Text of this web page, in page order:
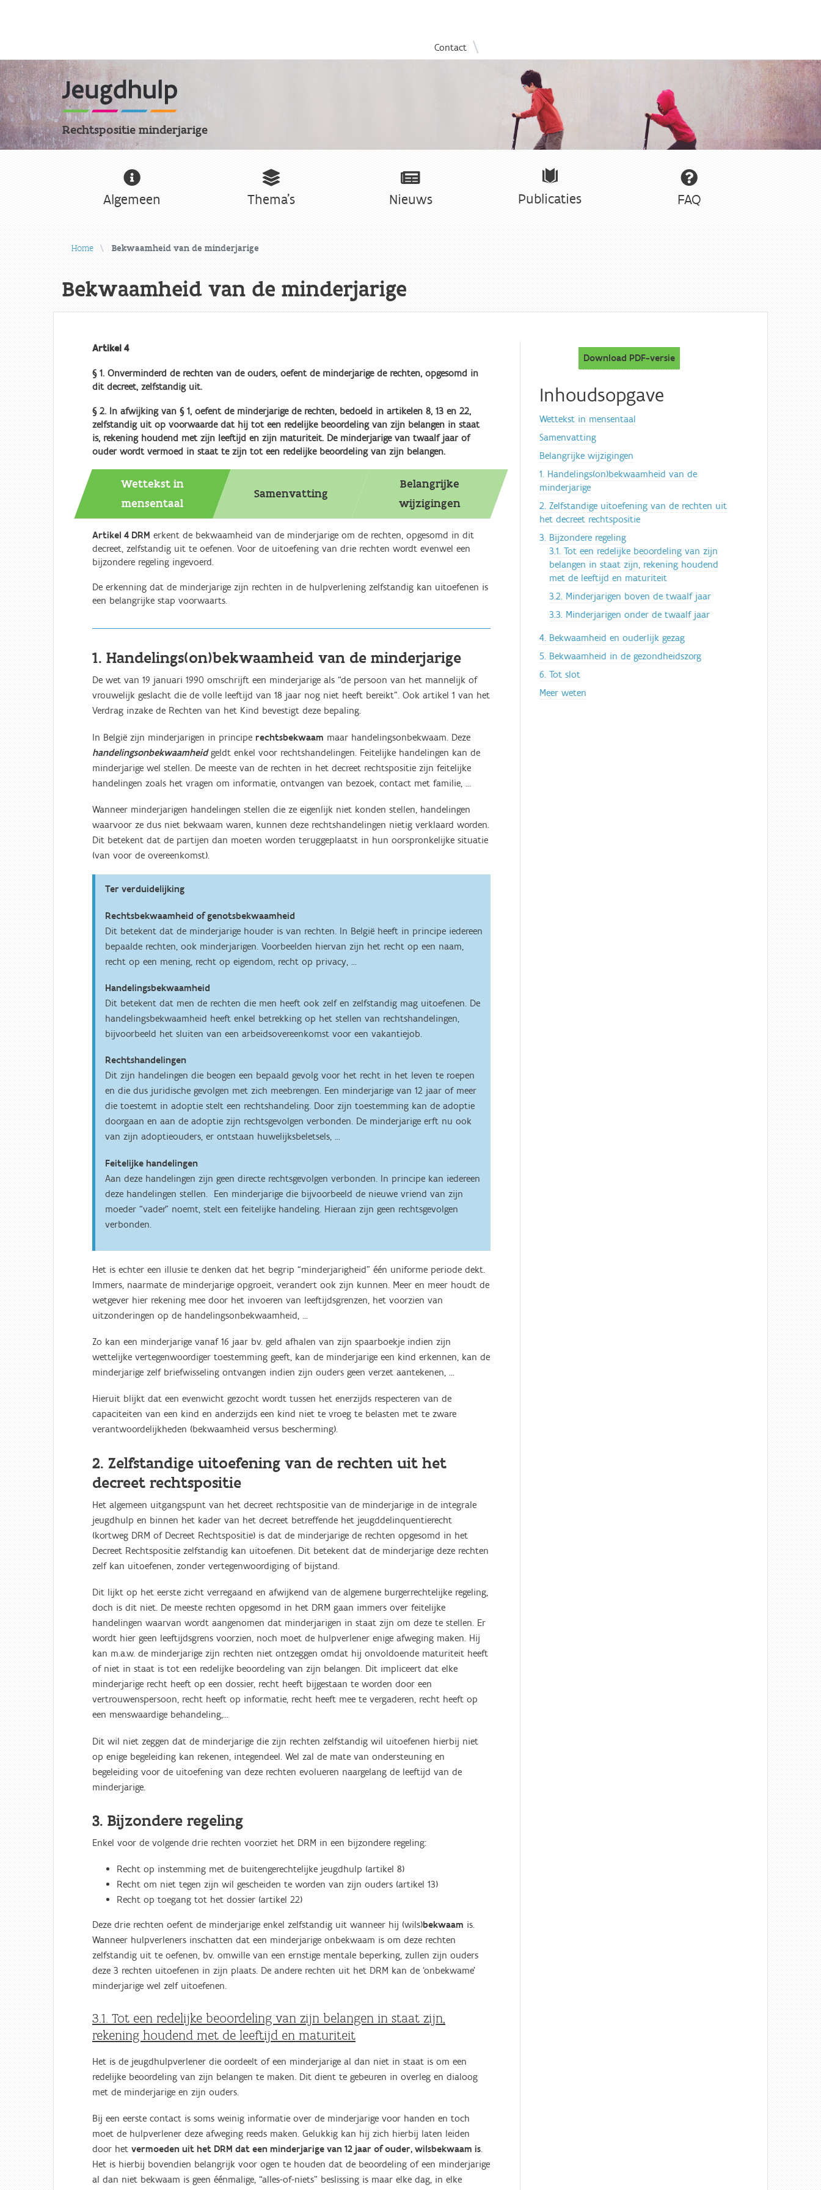
Contact |
Rechtspositie minderjarige
Algemeen Thema's Nieuws Publicaties FAQ
Home Bekwaamheid van de minderjarige
Bekwaamheid van de minderjarige
Artikel 4
§ 1. Onverminderd de rechten van de ouders, oefent de minderjarige de rechten, opgesomd in
dit decreet, zelfstandig uit.
§ 2. In afwijking van § 1, oefent de minderjarige de rechten, bedoeld in artikelen 8, 13 en 22,
zelfstandig uit op voorwaarde dat hij tot een redelijke beoordeling van zijn belangen in staat
is, rekening houdend met zijn leeftijd en zijn maturiteit. De minderjarige van twaalf jaar of
ouder wordt vermoed in staat te zijn tot een redelijke beoordeling van zijn belangen.
Wettekst in
mensentaal
Samenvatting
Belangrijke
wijzigingen
Artikel 4 DRM erkent de bekwaamheid van de minderjarige om de rechten, opgesomd in dit
decreet, zelfstandig uit te oefenen. Voor de uitoefening van drie rechten wordt evenwel een
bijzondere regeling ingevoerd.
De erkenning dat de minderjarige zijn rechten in de hulpverlening zelfstandig kan uitoefenen is
een belangrijke stap voorwaarts.
1. Handelings(on)bekwaamheid van de minderjarige
De wet van 19 januari 1990 omschrijft een minderjarige als “de persoon van het mannelijk of
vrouwelijk geslacht die de volle leeftijd van 18 jaar nog niet heeft bereikt”. Ook artikel 1 van het
Verdrag inzake de Rechten van het Kind bevestigt deze bepaling.
In België zijn minderjarigen in principe rechtsbekwaam maar handelingsonbekwaam. Deze
handelingsonbekwaamheidgeldt enkel voor rechtshandelingen. Feitelijke handelingen kan de
minderjarige wel stellen. De meeste van de rechten in het decreet rechtspositie zijn feitelijke
handelingen zoals het vragen om informatie, ontvangen van bezoek, contact met familie, ...
Wanneer minderjarigen handelingen stellen die ze eigenlijk niet konden stellen, handelingen
waarvoor ze dus niet bekwaam waren, kunnen deze rechtshandelingen nietig verklaard worden.
Dit betekent dat de partijen dan moeten worden teruggeplaatst in hun oorspronkelijke situatie
(van voor de overeenkomst).
Ter verduidelijking
Rechtsbekwaamheid of genotsbekwaamheid
Dit betekent dat de minderjarige houder is van rechten. In België heeft in principe iedereen
bepaalde rechten, ook minderjarigen. Voorbeelden hiervan zijn het recht op een naam,
recht op een mening, recht op eigendom, recht op privacy, ...
Handelingsbekwaamheid
Dit betekent dat men de rechten die men heeft ook zelf en zelfstandig mag uitoefenen. De
handelingsbekwaamheid heeft enkel betrekking op het stellen van rechtshandelingen,
bijvoorbeeld het sluiten van een arbeidsovereenkomst voor een vakantiejob.
Rechtshandelingen
Dit zijn handelingen die beogen een bepaald gevolg voor het recht in het leven te roepen
en die dus juridische gevolgen met zich meebrengen. Een minderjarige van 12 jaar of meer
die toestemt in adoptie stelt een rechtshandeling. Door zijn toestemming kan de adoptie
doorgaan en aan de adoptie zijn rechtsgevolgen verbonden. De minderjarige erft nu ook
van zijn adoptieouders, er ontstaan huwelijksbeletsels, ...
Feitelijke handelingen
Aan deze handelingen zijn geen directe rechtsgevolgen verbonden. In principe kan iedereen
deze handelingen stellen. Een minderjarige die bijvoorbeeld de nieuwe vriend van zijn
moeder “vader” noemt, stelt een feitelijke handeling. Hieraan zijn geen rechtsgevolgen
verbonden.
Het is echter een illusie te denken dat het begrip “minderjarigheid” één uniforme periode dekt.
Immers, naarmate de minderjarige opgroeit, verandert ook zijn kunnen. Meer en meer houdt de
wetgever hier rekening mee door het invoeren van leeftijdsgrenzen, het voorzien van
uitzonderingen op de handelingsonbekwaamheid, ...
Zo kan een minderjarige vanaf 16 jaar bv. geld afhalen van zijn spaarboekje indien zijn
wettelijke vertegenwoordiger toestemming geeft, kan de minderjarige een kind erkennen, kan de
minderjarige zelf briefwisseling ontvangen indien zijn ouders geen verzet aantekenen, ...
Hieruit blijkt dat een evenwicht gezocht wordt tussen het enerzijds respecteren van de
capaciteiten van een kind en anderzijds een kind niet te vroeg te belasten met te zware
verantwoordelijkheden (bekwaamheid versus bescherming).
2. Zelfstandige uitoefening van de rechten uit het
decreet rechtspositie
Het algemeen uitgangspunt van het decreet rechtspositie van de minderjarige in de integrale
jeugdhulp en binnen het kader van het decreet betreffende het jeugddelinquentierecht
(kortweg DRM of Decreet Rechtspositie) is dat de minderjarige de rechten opgesomd in het
Decreet Rechtspositie zelfstandig kan uitoefenen. Dit betekent dat de minderjarige deze rechten
zelf kan uitoefenen, zonder vertegenwoordiging of bijstand.
Dit lijkt op het eerste zicht verregaand en afwijkend van de algemene burgerrechtelijke regeling,
doch is dit niet. De meeste rechten opgesomd in het DRM gaan immers over feitelijke
handelingen waarvan wordt aangenomen dat minderjarigen in staat zijn om deze te stellen. Er
wordt hier geen leeftijdsgrens voorzien, noch moet de hulpverlener enige afweging maken. Hij
kan m.a.w. de minderjarige zijn rechten niet ontzeggen omdat hij onvoldoende maturiteit heeft
of niet in staat is tot een redelijke beoordeling van zijn belangen. Dit impliceert dat elke
minderjarige recht heeft op een dossier, recht heeft bijgestaan te worden door een
vertrouwenspersoon, recht heeft op informatie, recht heeft mee te vergaderen, recht heeft op
een menswaardige behandeling,...
Dit wil niet zeggen dat de minderjarige die zijn rechten zelfstandig wil uitoefenen hierbij niet
op enige begeleiding kan rekenen, integendeel. Wel zal de mate van ondersteuning en
begeleiding voor de uitoefening van deze rechten evolueren naargelang de leeftijd van de
minderjarige.
3. Bijzondere regeling
Enkel voor de volgende drie rechten voorziet het DRM in een bijzondere regeling:
Recht op instemming met de buitengerechtelijke jeugdhulp (artikel 8)
Recht om niet tegen zijn wil gescheiden te worden van zijn ouders (artikel 13)
Recht op toegang tot het dossier (artikel 22)
Deze drie rechten oefent de minderjarige enkel zelfstandig uit wanneer hij (wils)bekwaam is.
Wanneer hulpverleners inschatten dat een minderjarige onbekwaam is om deze rechten
zelfstandig uit te oefenen, bv. omwille van een ernstige mentale beperking, zullen zijn ouders
deze 3 rechten uitoefenen in zijn plaats. De andere rechten uit het DRM kan de ‘onbekwame’
minderjarige wel zelf uitoefenen.
3.1. Tot een redelijke beoordeling van zijn belangen in staat zijn,
rekening houdend met de leeftijd en maturiteit
Het is de jeugdhulpverlener die oordeelt of een minderjarige al dan niet in staat is om een
redelijke beoordeling van zijn belangen te maken. Dit dient te gebeuren in overleg en dialoog
met de minderjarige en zijn ouders.
Bij een eerste contact is soms weinig informatie over de minderjarige voor handen en toch
moet de hulpverlener deze afweging reeds maken. Gelukkig kan hij zich hierbij laten leiden
door het vermoeden uit het DRM dat een minderjarige van 12 jaar of ouder, wilsbekwaam is.
Het is hierbij bovendien belangrijk voor ogen te houden dat de beoordeling of een minderjarige
al dan niet bekwaam is geen éénmalige, “alles-of-niets” beslissing is maar elke dag, in elke
Download PDF-versie
Inhoudsopgave
Wettekst in mensentaal
Samenvatting
Belangrijke wijzigingen
1. Handelings(on)bekwaamheid van de
minderjarige
2. Zelfstandige uitoefening van de rechten uit
het decreet rechtspositie
3. Bijzondere regeling
3.1. Tot een redelijke beoordeling van zijn
belangen in staat zijn, rekening houdend
met de leeftijd en maturiteit
3.2. Minderjarigen boven de twaalf jaar
3.3. Minderjarigen onder de twaalf jaar
4. Bekwaamheid en ouderlijk gezag
5. Bekwaamheid in de gezondheidszorg
6. Tot slot
Meer weten